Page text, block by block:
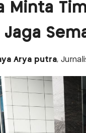
Minta
Jaga
Arya putra,